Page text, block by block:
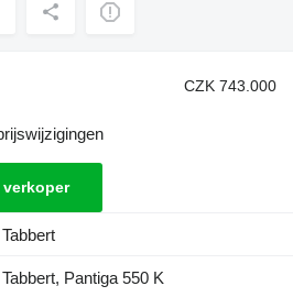
CZK 743.000
Tabbert
Tabbert, Pantiga 550 K